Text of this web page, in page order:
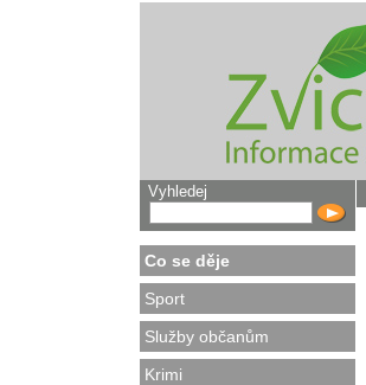
Vyhledej
Co se děje
Sport
Služby občanům
Krimi